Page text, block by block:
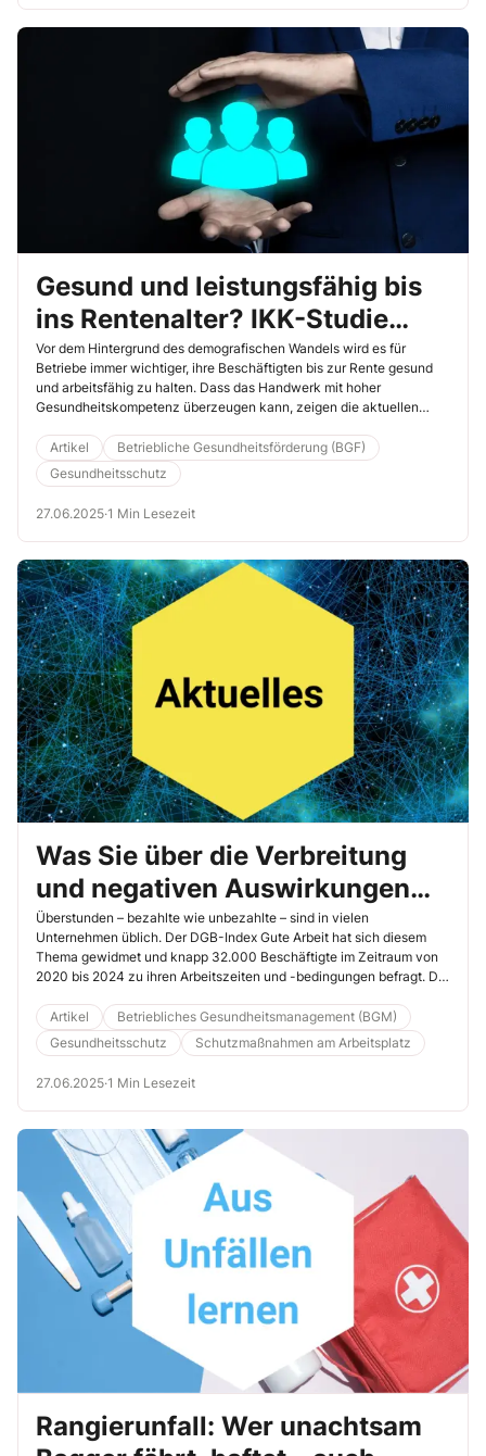
Gesund und leistungsfähig bis
ins Rentenalter? IKK-Studie
zeigt Handwerker in Bestform
Vor dem Hintergrund des demografischen Wandels wird es für
Betriebe immer wichtiger, ihre Beschäftigten bis zur Rente gesund
und arbeitsfähig zu halten. Dass das Handwerk mit hoher
Gesundheitskompetenz überzeugen kann, zeigen die aktuellen
Jahre von der IKK classic in Zusammenarbeit mit der Deutschen
Sporthochschule Köln herausgegeben wird. Hier ein Auszug der
wichtigsten Erkenntnisse.
Artikel
Betriebliche Gesundheitsförderung (BGF)
Gesundheitsschutz
27.06.2025·1 Min Lesezeit
Was Sie über die Verbreitung
und negativen Auswirkungen
von Überstunden wissen sollten
Überstunden – bezahlte wie unbezahlte – sind in vielen
Unternehmen üblich. Der DGB-Index Gute Arbeit hat sich diesem
Thema gewidmet und knapp 32.000 Beschäftigte im Zeitraum von
2020 bis 2024 zu ihren Arbeitszeiten und -bedingungen befragt. Die
herauskam und warum Überstunden in mehrfacher Hinsicht
problematisch sind.
Artikel
Betriebliches Gesundheitsmanagement (BGM)
Gesundheitsschutz
Schutzmaßnahmen am Arbeitsplatz
27.06.2025·1 Min Lesezeit
Rangierunfall: Wer unachtsam